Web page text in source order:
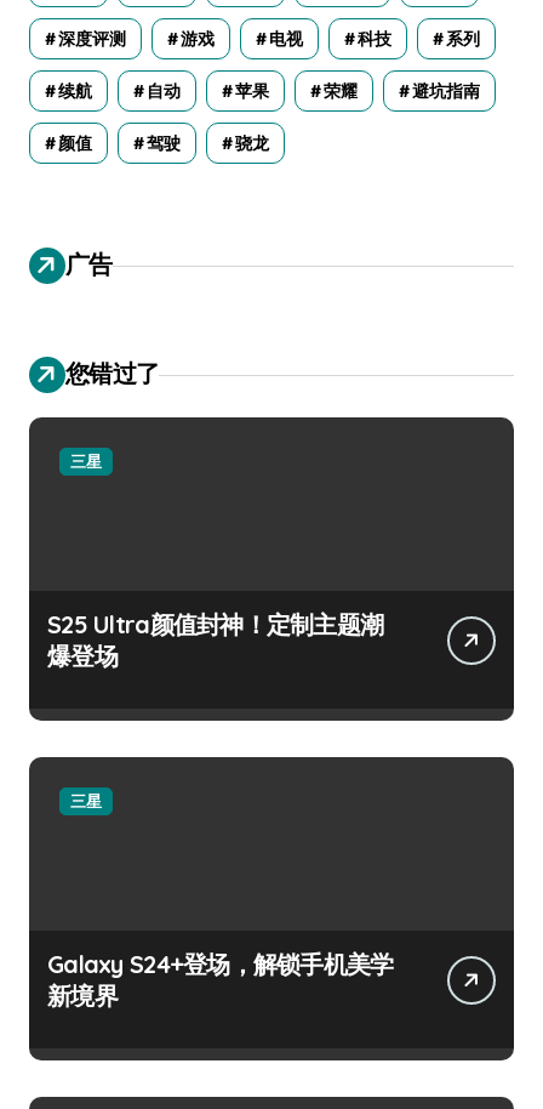
深度评测 游戏 电视 科技 系列
续航 自动 苹果 荣耀 避坑指南
颜值 驾驶 骁龙
广告
您错过了
三星
S25 Ultra颜值封神！定制主题潮
爆登场
三星
Galaxy S24+登场，解锁手机美学
新境界